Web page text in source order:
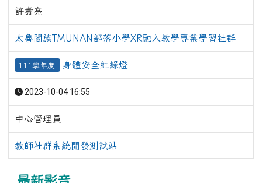
許壽亮
太魯閣族TMUNAN部落小學XR融入教學專業學習社群
111學年度 身體安全紅綠燈
2023-10-04 16:55
中心管理員
教師社群系統開發測試站